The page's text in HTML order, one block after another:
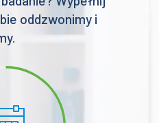
oddzwonimy i